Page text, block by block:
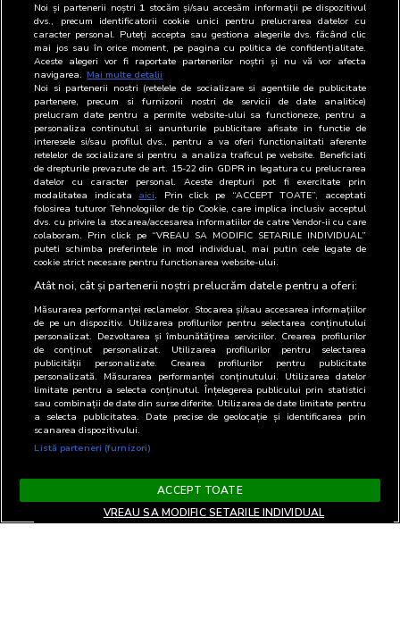
Noi și partenerii noștri 1 stocăm și/sau accesăm informații pe dispozitivul
dvs., precum identificatorii cookie unici pentru prelucrarea datelor cu
caracter personal. Puteți accepta sau gestiona alegerile dvs. făcând clic
mai jos sau în orice moment, pe pagina cu politica de confidențialitate.
Aceste alegeri vor fi raportate partenerilor noștri și nu vă vor afecta
navigarea. Mai multe detalii
Noi si partenerii nostri (retelele de socializare si agentiile de publicitate
partenere, precum si furnizorii nostri de servicii de date analitice)
prelucram date pentru a permite website-ului sa functioneze, pentru a
personaliza continutul si anunturile publicitare afisate in functie de
interesele si/sau profilul dvs., pentru a va oferi functionalitati aferente
retelelor de socializare si pentru a analiza traficul pe website. Beneficiati
de drepturile prevazute de art. 15-22 din GDPR in legatura cu prelucrarea
datelor cu caracter personal. Aceste drepturi pot fi exercitate prin
modalitatea indicata aici. Prin click pe “ACCEPT TOATE”, acceptati
folosirea tuturor Tehnologiilor de tip Cookie, care implica inclusiv acceptul
dvs. cu privire la stocarea/accesarea informatiilor de catre Vendor-ii cu care
colaboram. Prin click pe “VREAU SA MODIFIC SETARILE INDIVIDUAL”
puteti schimba preferintele in mod individual, mai putin cele legate de
cookie strict necesare pentru functionarea website-ului.
Atât noi, cât și partenerii noștri prelucrăm datele pentru a oferi:
Măsurarea performanței reclamelor. Stocarea și/sau accesarea informațiilor
de pe un dispozitiv. Utilizarea profilurilor pentru selectarea conținutului
personalizat. Dezvoltarea și îmbunătățirea serviciilor. Crearea profilurilor
de conținut personalizat. Utilizarea profilurilor pentru selectarea
publicității personalizate. Crearea profilurilor pentru publicitate
personalizată. Măsurarea performanței conținutului. Utilizarea datelor
limitate pentru a selecta conținutul. Înțelegerea publicului prin statistici
sau combinații de date din surse diferite. Utilizarea de date limitate pentru
a selecta publicitatea. Date precise de geolocație și identificarea prin
scanarea dispozitivului.
Listă parteneri (furnizori)
ACCEPT TOATE
VREAU SA MODIFIC SETARILE INDIVIDUAL